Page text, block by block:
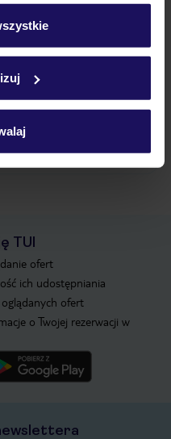
w zakładkę
cookie znajdziesz
TUI?
karty
TUI
ofert
ich udostępniania
ofert
o Twojej rezerwacji w